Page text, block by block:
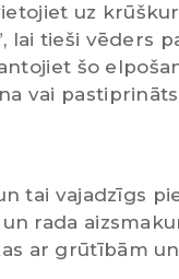
uz
lai tieši vēders
šo
vai
tai vajadzīgs
rada
ar grūtībām